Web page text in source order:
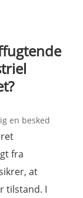
en besked
fra
at
tilstand. I